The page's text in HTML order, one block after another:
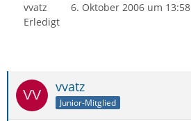
vvatz 6. Oktober 2006 um 13:58
Erledigt
vvatz
Junior-Mitglied